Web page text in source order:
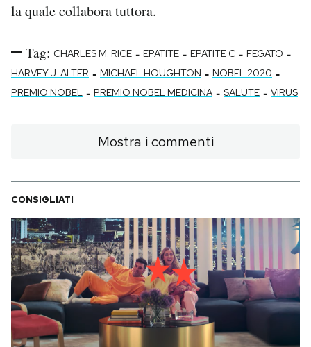
la quale collabora tuttora.
Tag: CHARLES M. RICE - EPATITE - EPATITE C - FEGATO -
HARVEY J. ALTER - MICHAEL HOUGHTON - NOBEL 2020 -
PREMIO NOBEL - PREMIO NOBEL MEDICINA - SALUTE - VIRUS
Mostra i commenti
CONSIGLIATI